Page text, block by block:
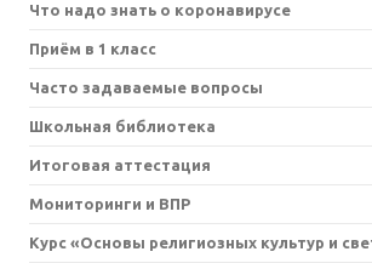
Что надо знать о коронавирусе
Приём в 1 класс
Часто задаваемые вопросы
Школьная библиотека
Итоговая аттестация
Мониторинги и ВПР
Курс «Основы религиозных культур и